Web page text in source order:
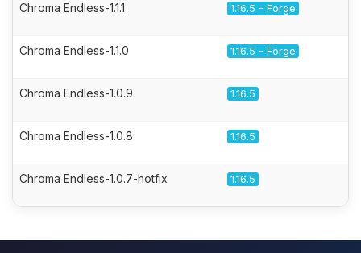
Chroma Endless-1.1.1 1.16.5 - Forge
Chroma Endless-1.1.0 1.16.5 - Forge
Chroma Endless-1.0.9 1.16.5
Chroma Endless-1.0.8 1.16.5
Chroma Endless-1.0.7-hotfix 1.16.5